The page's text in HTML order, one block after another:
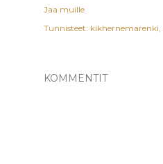
Jaa muille
Tunnisteet: kikhernemarenki
KOMMENTIT